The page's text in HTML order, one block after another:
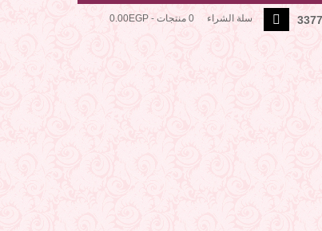
سلة الشراء 0 منتجات - 0.00EGP